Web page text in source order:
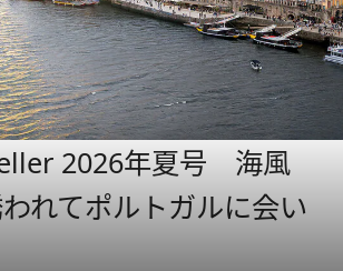
2026年夏号 海風
れてポルトガルに会い